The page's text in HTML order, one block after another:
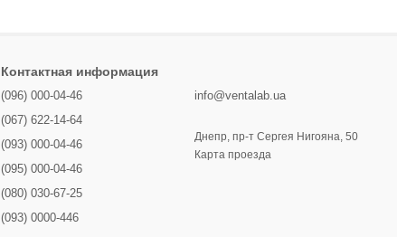
Контактная информация
(096) 000-04-46
(067) 622-14-64
(093) 000-04-46
(095) 000-04-46
(080) 030-67-25
(093) 0000-446
info@ventalab.ua
Днепр, пр-т Сергея Нигояна, 50
Карта проезда